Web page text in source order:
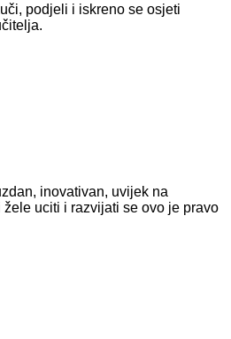
podjeli i iskreno se osjeti
inovativan, uvijek na
uciti i razvijati se ovo je pravo